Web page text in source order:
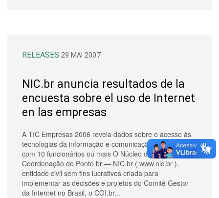
RELEASES 29 MAI 2007
NIC.br anuncia resultados de la
encuesta sobre el uso de Internet
en las empresas
A TIC Empresas 2006 revela dados sobre o acesso às
tecnologias da informação e comunicação em empresas
com 10 funcionários ou mais O Núcleo de Informação e
Coordenação do Ponto br — NIC.br ( www.nic.br ),
entidade civil sem fins lucrativos criada para
implementar as decisões e projetos do Comitê Gestor
da Internet no Brasil, o CGI.br...